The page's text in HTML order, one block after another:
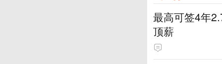
最高可签4年
顶薪